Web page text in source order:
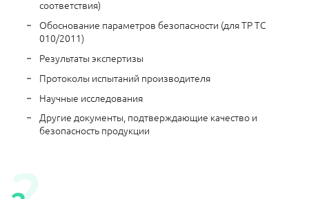
соответствия)
Обоснование параметров безопасности (для ТР ТС
010/2011)
Результаты экспертизы
Протоколы испытаний производителя
Научные исследования
Другие документы, подтверждающие качество и
безопасность продукции